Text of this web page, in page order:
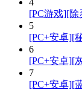
4
[PC游戏][除
5
[PC+安卓][
6
[PC+安卓][
7
[PC+安卓][